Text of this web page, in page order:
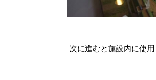
次に進むと施設内に使